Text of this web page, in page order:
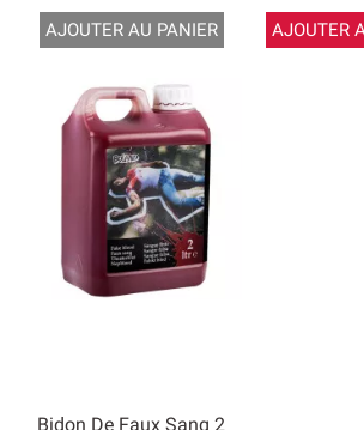
AJOUTER AU PANIER AJOUTER
Bidon De Faux Sang 2